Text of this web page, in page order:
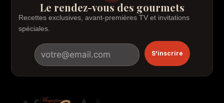
Le rendez-vous des gourmets
Recettes exclusives, avant-premières TV et invitations
spéciales.
S'inscrire